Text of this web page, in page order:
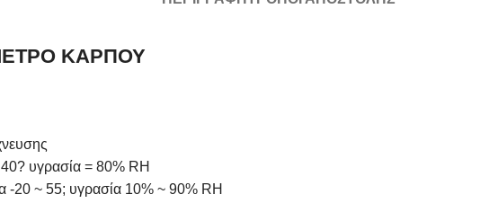
ΚΑΡΠΟΥ
υγρασία = 80% RH
-20 ~ 55; υγρασία 10% ~ 90% RH